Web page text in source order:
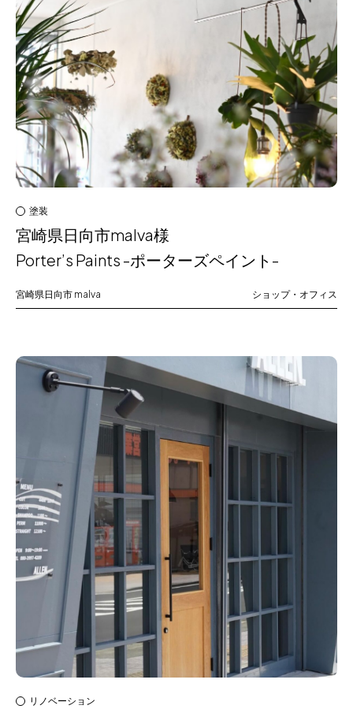
塗装
宮崎県日向市malva様
Porter’s Paints -ポーターズペイント-
宮崎県日向市 malva ショップ・オフィス
リノベーション